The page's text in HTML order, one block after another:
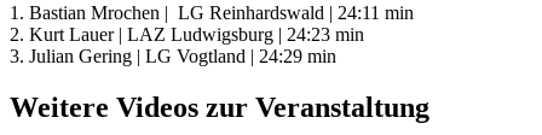
1. Bastian Mrochen | LG Reinhardswald | 24:11 min
2. Kurt Lauer | LAZ Ludwigsburg | 24:23 min
3. Julian Gering | LG Vogtland | 24:29 min
Weitere Videos zur Veranstaltung